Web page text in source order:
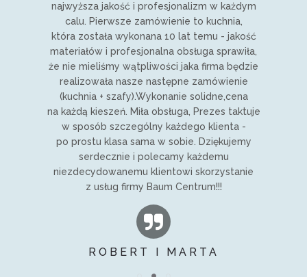
najwyższa jakość i profesjonalizm w każdym
calu. Pierwsze zamówienie to kuchnia,
która została wykonana 10 lat temu - jakość
materiałów i profesjonalna obsługa sprawiła,
że nie mieliśmy wątpliwości jaka firma będzie
realizowała nasze następne zamówienie
(kuchnia + szafy).Wykonanie solidne,cena
na każdą kieszeń. Miła obsługa, Prezes taktuje
w sposób szczególny każdego klienta -
po prostu klasa sama w sobie. Dziękujemy
serdecznie i polecamy każdemu
niezdecydowanemu klientowi skorzystanie
z usług firmy Baum Centrum!!!
ROBERT I MARTA